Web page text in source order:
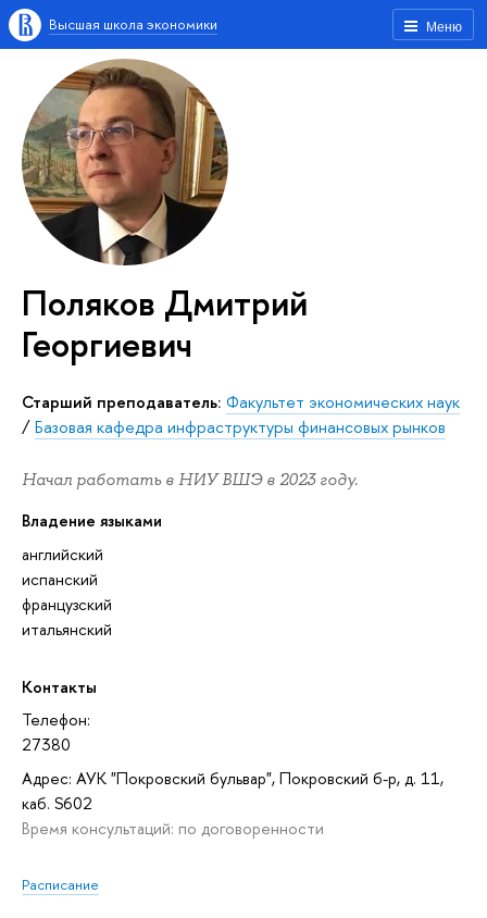
Меню
Высшая школа экономики
Поляков Дмитрий
Георгиевич
Старший преподаватель: Факультет экономических наук
/Базовая кафедра инфраструктуры финансовых рынков
Начал работать в НИУ ВШЭ в 2023 году.
Владение языками
английский
испанский
французский
итальянский
Контакты
Телефон:
27380
Адрес: АУК "Покровский бульвар", Покровский б-р, д. 11,
каб. S602
Время консультаций: по договоренности
Расписание